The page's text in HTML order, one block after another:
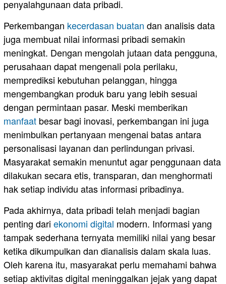
penyalahgunaan data pribadi.
Perkembangan kecerdasan buatan dan analisis data
juga membuat nilai informasi pribadi semakin
meningkat. Dengan mengolah jutaan data pengguna,
perusahaan dapat mengenali pola perilaku,
memprediksi kebutuhan pelanggan, hingga
mengembangkan produk baru yang lebih sesuai
dengan permintaan pasar. Meski memberikan
manfaat besar bagi inovasi, perkembangan ini juga
menimbulkan pertanyaan mengenai batas antara
personalisasi layanan dan perlindungan privasi.
Masyarakat semakin menuntut agar penggunaan data
dilakukan secara etis, transparan, dan menghormati
hak setiap individu atas informasi pribadinya.
Pada akhirnya, data pribadi telah menjadi bagian
penting dari ekonomi digital modern. Informasi yang
tampak sederhana ternyata memiliki nilai yang besar
ketika dikumpulkan dan dianalisis dalam skala luas.
Oleh karena itu, masyarakat perlu memahami bahwa
setiap aktivitas digital meninggalkan jejak yang dapat